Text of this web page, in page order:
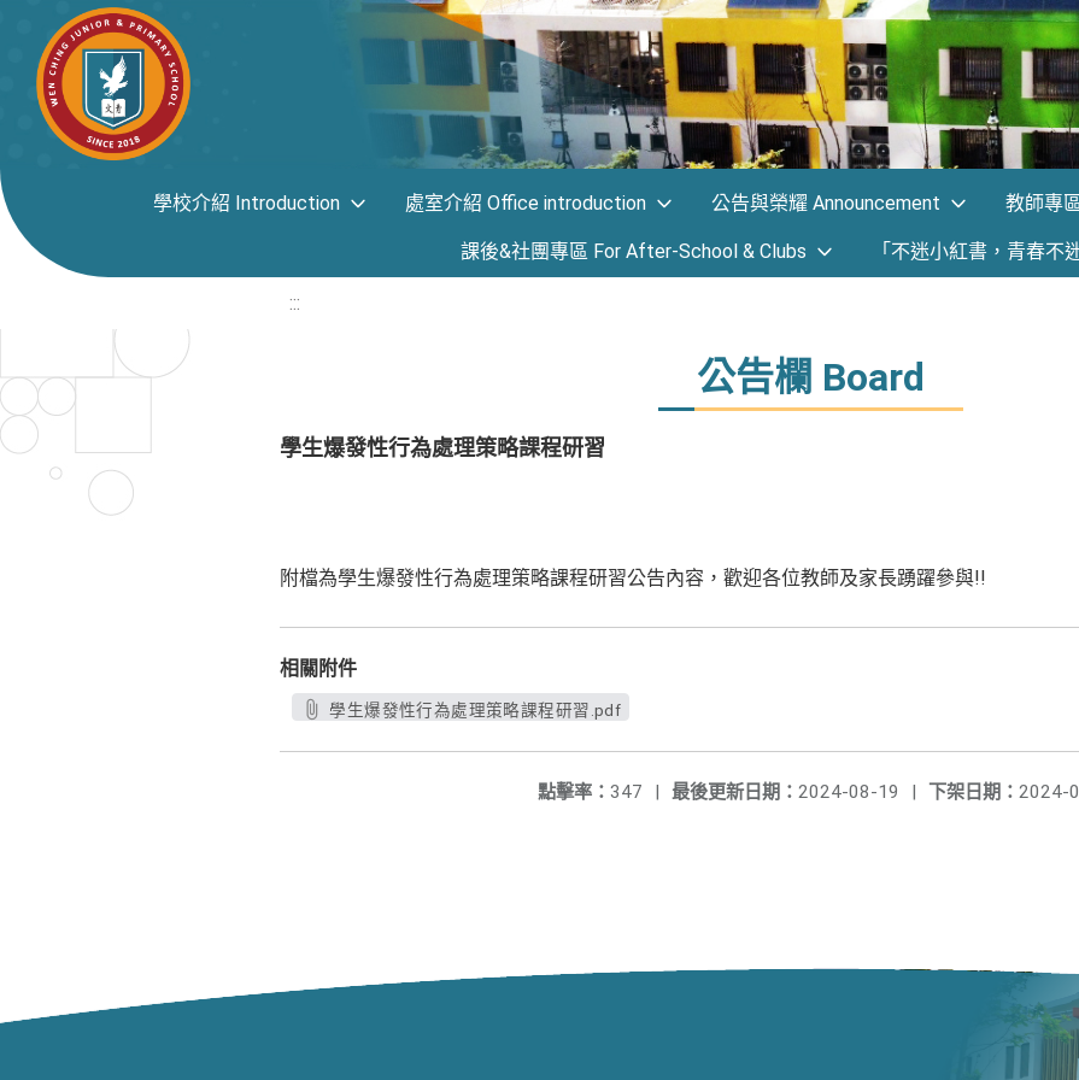
學校介紹 Introduction 處室介紹 Office introduction 公告與榮耀 Announcement 教師專
課後&社團專區 For After-School & Clubs 「不迷小紅書，青春不
:::
公告欄 Board
學生爆發性行為處理策略課程研習
附檔為學生爆發性行為處理策略課程研習公告內容，歡迎各位教師及家長踴躍參與!!
相關附件
學生爆發性行為處理策略課程研習.pdf
下架日期： 2024-
最後更新日期： 2024-08-19 |
點擊率： 347 |